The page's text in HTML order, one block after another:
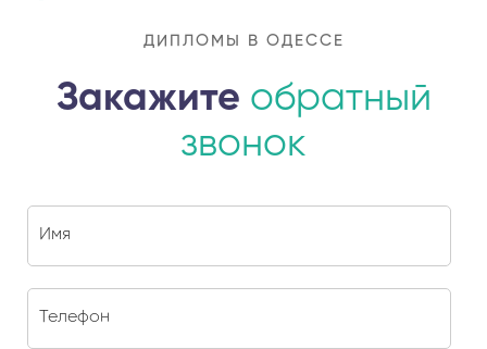
ДИПЛОМЫ В ОДЕССЕ
Закажите обратный
звонок